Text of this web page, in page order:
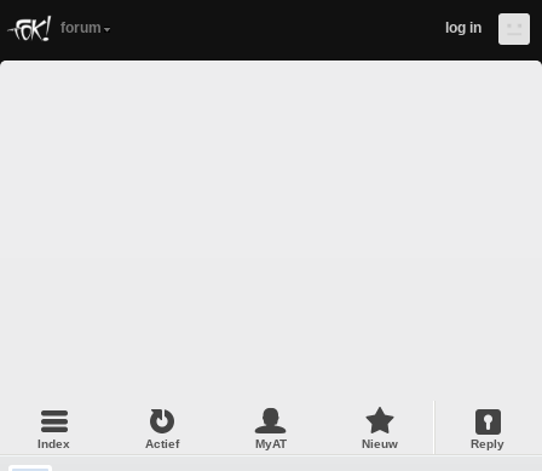
forum log in
Index Actief MyAT Nieuw Reply